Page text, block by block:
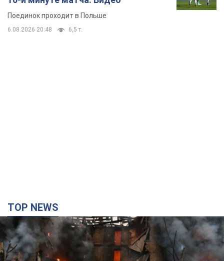
Кремль "сжигает" последние запасы
баллистики в Украине: что будет далее?